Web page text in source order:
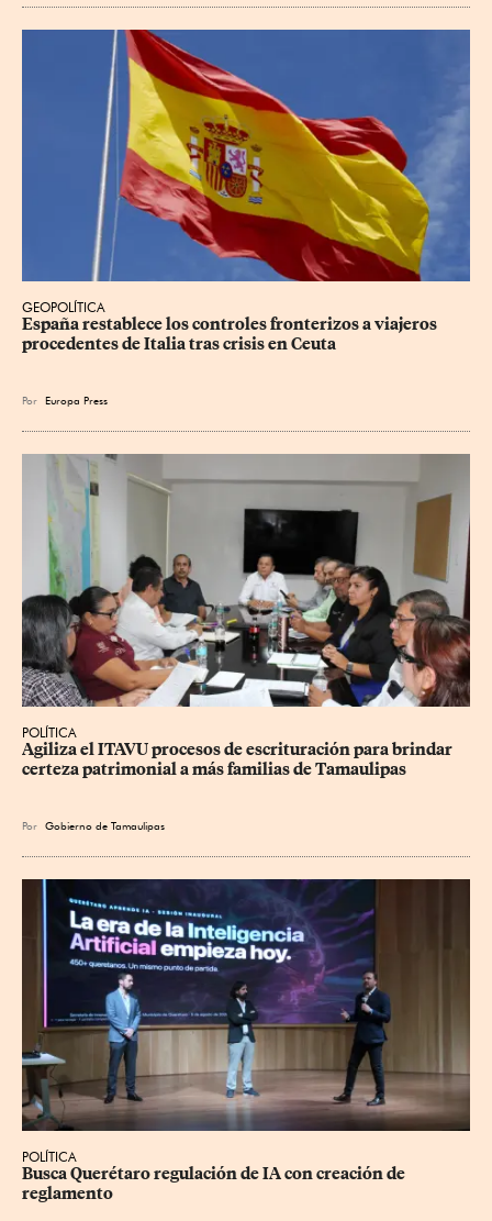
GEOPOLÍTICA
España restablece los controles fronterizos a viajeros
procedentes de Italia tras crisis en Ceuta
Por Europa Press
POLÍTICA
Agiliza el ITAVU procesos de escrituración para brindar
certeza patrimonial a más familias de Tamaulipas
Por Gobierno de Tamaulipas
POLÍTICA
Busca Querétaro regulación de IA con creación de
reglamento